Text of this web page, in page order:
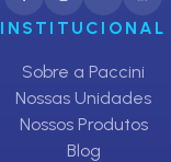
INSTITUCIONAL
Sobre a Paccini
Nossas Unidades
Nossos Produtos
Blog